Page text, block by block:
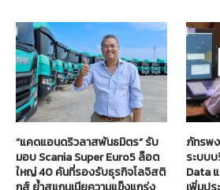
“แคดแอนดริวลาสพันธมิตร” รับ
มอบ Scania Super Euro5 ล็อต
ใหญ่ 40 คันที่รองรับธุรกิจโลจิสติ
ภัทรพ
ระบบ
Data